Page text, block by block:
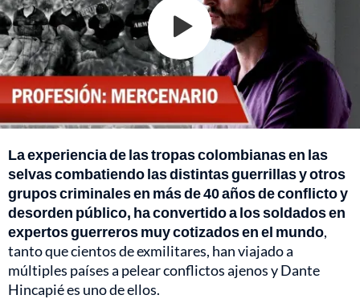
La experiencia de las tropas colombianas en las
selvas combatiendo las distintas guerrillas y otros
grupos criminales en más de 40 años de conflicto y
desorden público, ha convertido a los soldados en
expertos guerreros muy cotizados en el mundo,
tanto que cientos de exmilitares, han viajado a
múltiples países a pelear conflictos ajenos y Dante
Hincapié es uno de ellos.